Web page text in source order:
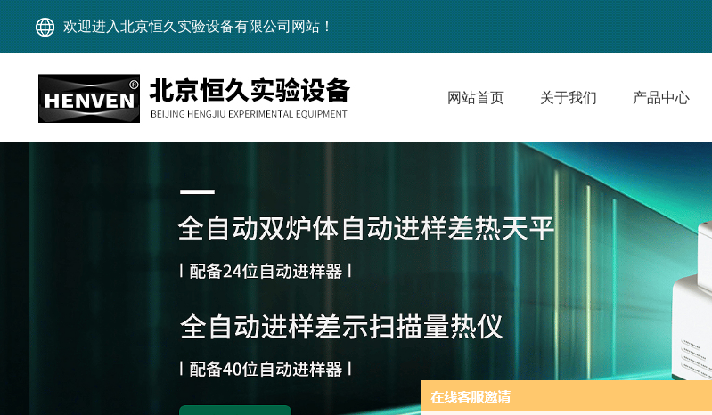
欢迎进入北京恒久实验设备有限公司网站！
网站首页 关于我们 产品中心